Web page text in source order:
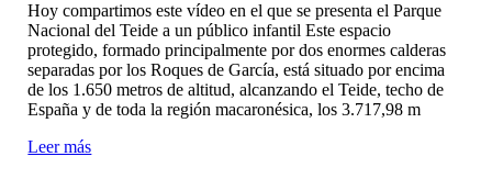
Hoy compartimos este vídeo en el que se presenta el Parque
Nacional del Teide a un público infantil Este espacio
protegido, formado principalmente por dos enormes calderas
separadas por los Roques de García, está situado por encima
de los 1.650 metros de altitud, alcanzando el Teide, techo de
España y de toda la región macaronésica, los 3.717,98 m
Leer más